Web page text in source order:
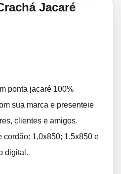
Jacaré
ponta jacaré 100%
sua marca e presenteie
clientes e amigos.
cordão: 1,0x850; 1,5x850 e
digital.